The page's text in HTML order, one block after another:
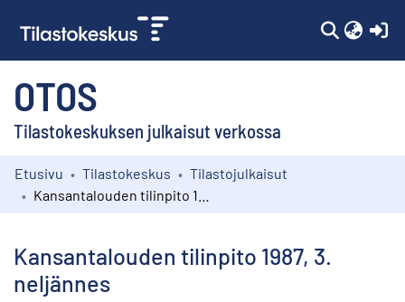
OTOS
Tilastokeskuksen julkaisut verkossa
Kokoelmat
Etusivu Tilastokeskus
Tilastojulkaisut
Kansantalouden tilinpito 1987, 3.
neljännes